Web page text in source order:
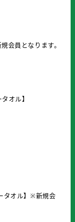
会員となります。
オル】
タオル】※新規会